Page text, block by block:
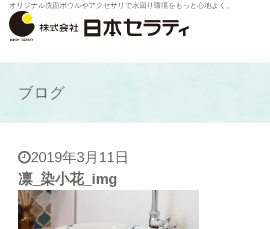
オリジナル洗面ボウルやアクセサリで水回り環境をもっと心地よく。
ブログ
2019年3月11日
凛_染小花_img